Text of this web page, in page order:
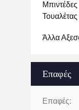
Τουαλέτας
Άλλα
Επαφές
Επαφές: